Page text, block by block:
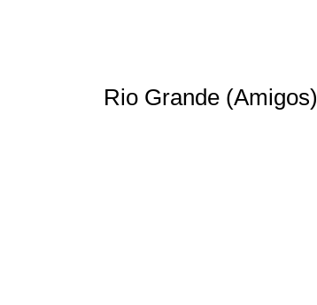
Rio Grande (Amigos)